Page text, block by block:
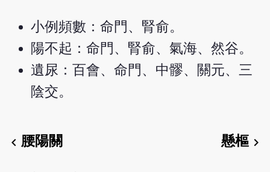
小例頻數：命門、腎俞。
陽不起：命門、腎俞、氣海、然谷。
遺尿：百會、命門、中髎、關元、三
陰交。
chevron_left腰陽關 懸樞chevron_right